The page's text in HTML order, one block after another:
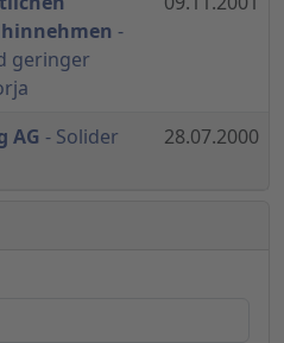
-
geringer
AG - Solider
28.07.2000